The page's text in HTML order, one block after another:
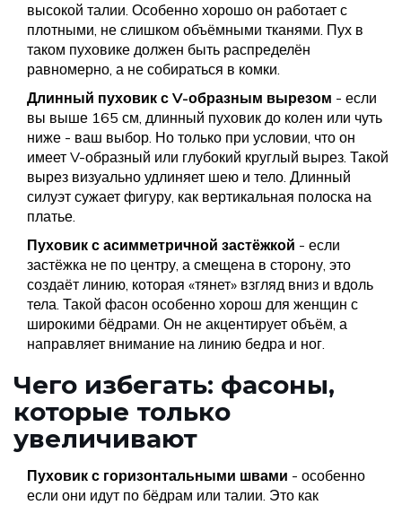
высокой талии. Особенно хорошо он работает с
плотными, не слишком объёмными тканями. Пух в
таком пуховике должен быть распределён
равномерно, а не собираться в комки.
Длинный пуховик с V-образным вырезом - если
вы выше 165 см, длинный пуховик до колен или чуть
ниже - ваш выбор. Но только при условии, что он
имеет V-образный или глубокий круглый вырез. Такой
вырез визуально удлиняет шею и тело. Длинный
силуэт сужает фигуру, как вертикальная полоска на
платье.
Пуховик с асимметричной застёжкой - если
застёжка не по центру, а смещена в сторону, это
создаёт линию, которая «тянет» взгляд вниз и вдоль
тела. Такой фасон особенно хорош для женщин с
широкими бёдрами. Он не акцентирует объём, а
направляет внимание на линию бедра и ног.
Чего избегать: фасоны,
которые только
увеличивают
Пуховик с горизонтальными швами - особенно
если они идут по бёдрам или талии. Это как